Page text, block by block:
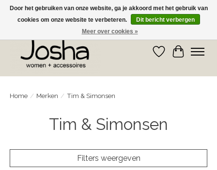
GRATIS OPHALEN IN DE WINKEL EN GRATIS VERZENDING VANAF € 75,00
Verlanglijst
Home / Merken / Tim & Simonsen
Tim & Simonsen
Filters weergeven
Door het gebruiken van onze website, ga je akkoord met het gebruik van
cookies om onze website te verbeteren.
Dit bericht verbergen
Meer over cookies »